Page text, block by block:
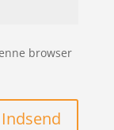
browser
Indsend